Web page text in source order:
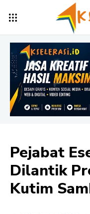
Pejabat
Dilantik
Kutim